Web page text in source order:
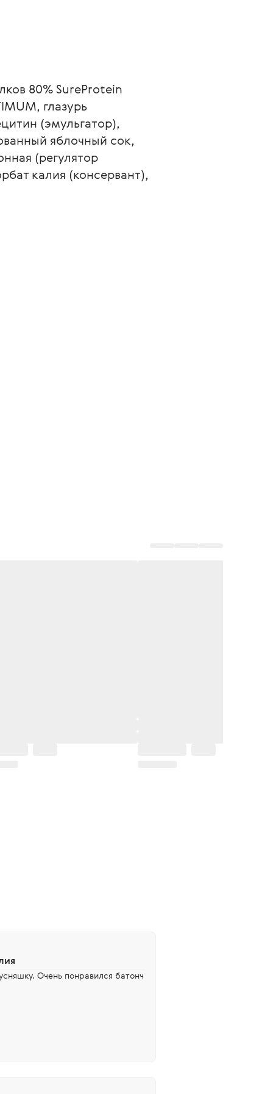
80% SureProtein
глазурь
(эмульгатор),
яблочный сок,
(регулятор
калия (консервант),
Очень понравился батонч